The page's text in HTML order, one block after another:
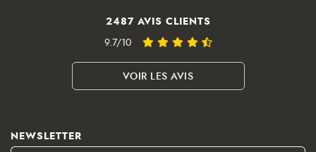
2487 AVIS CLIENTS
9.7/10
VOIR LES AVIS
NEWSLETTER